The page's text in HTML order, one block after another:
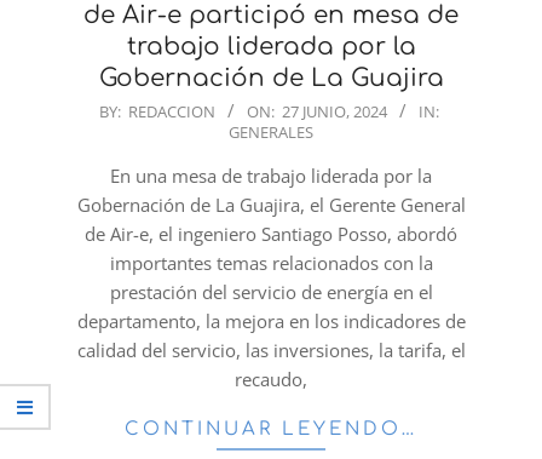
de Air-e participó en mesa de
trabajo liderada por la
Gobernación de La Guajira
2024-
BY: REDACCION ON: 27 JUNIO, 2024
IN:
GENERALES
En una mesa de trabajo liderada por la
Gobernación de La Guajira, el Gerente General
de Air-e, el ingeniero Santiago Posso, abordó
importantes temas relacionados con la
prestación del servicio de energía en el
departamento, la mejora en los indicadores de
calidad del servicio, las inversiones, la tarifa, el
recaudo,
CONTINUAR LEYENDO…